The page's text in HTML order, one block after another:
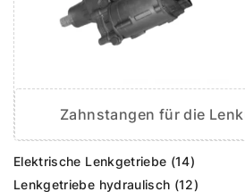
Zahnstangen für die
Elektrische Lenkgetriebe (14)
Lenkgetriebe hydraulisch (12)